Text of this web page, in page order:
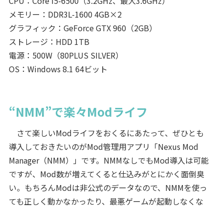
メモリー：DDR3L-1600 4GB×2
グラフィック：GeForce GTX 960（2GB）
ストレージ：HDD 1TB
電源：500W（80PLUS SILVER）
OS：Windows 8.1 64ビット
“NMM”で楽々Modライフ
さて楽しいModライフをおくるにあたって、ぜひとも
導入しておきたいのがMod管理用アプリ「Nexus Mod
Manager（NMM）」です。NMMなしでもMod導入は可能
ですが、Mod数が増えてくると仕込みがとにかく面倒臭
い。もちろんModは非公式のデータなので、NMMを使っ
ても正しく動かなかったり、最悪ゲームが起動しなくな